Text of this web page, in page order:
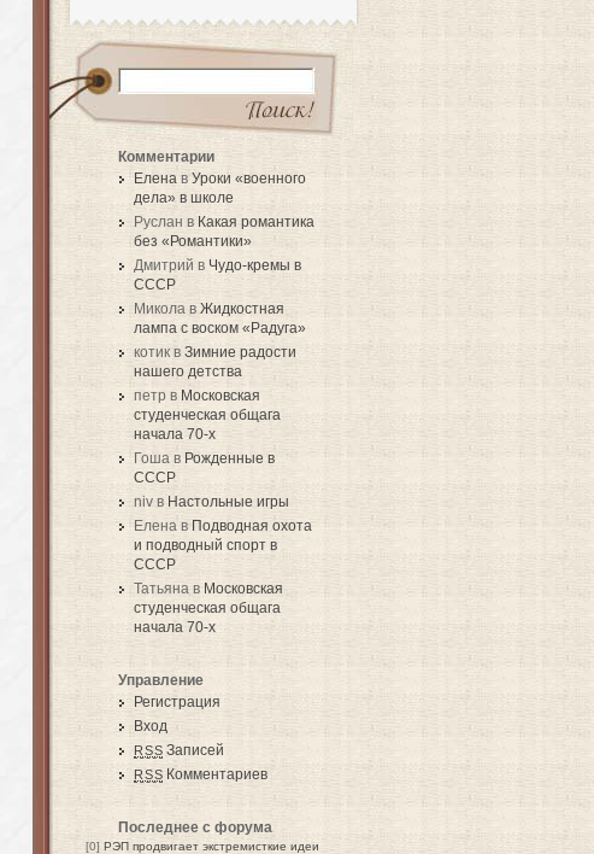
Комментарии
Елена в Уроки «военного
дела» в школе
Руслан в Какая романтика
без «Романтики»
Дмитрий в Чудо-кремы в
СССР
Микола в Жидкостная
лампа с воском «Радуга»
котик в Зимние радости
нашего детства
петр в Московская
студенческая общага
начала 70-х
Гоша в Рожденные в
СССР
niv в Настольные игры
Елена в Подводная охота
и подводный спорт в
СССР
Татьяна в Московская
студенческая общага
начала 70-х
Управление
Регистрация
Вход
RSS Записей
RSS Комментариев
Последнее с форума
[0] РЭП продвигает экстремисткие идеи